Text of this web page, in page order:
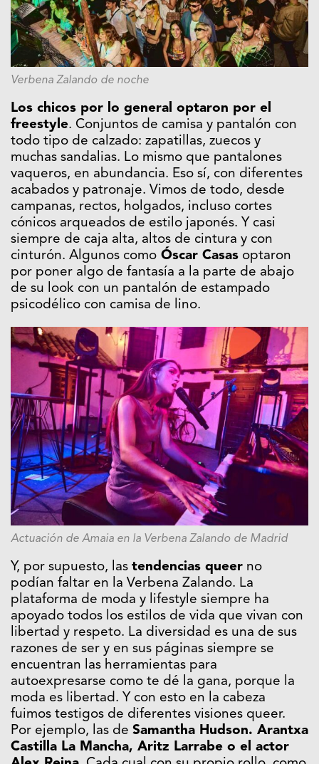
Verbena Zalando de noche
Los chicos por lo general optaron por el
freestyle. Conjuntos de camisa y pantalón con
todo tipo de calzado: zapatillas, zuecos y
muchas sandalias. Lo mismo que pantalones
vaqueros, en abundancia. Eso sí, con diferentes
acabados y patronaje. Vimos de todo, desde
campanas, rectos, holgados, incluso cortes
cónicos arqueados de estilo japonés. Y casi
siempre de caja alta, altos de cintura y con
cinturón. Algunos como Óscar Casas optaron
por poner algo de fantasía a la parte de abajo
de su look con un pantalón de estampado
psicodélico con camisa de lino.
Actuación de Amaia en la Verbena Zalando de Madrid
Y, por supuesto, las tendencias queer no
podían faltar en la Verbena Zalando. La
plataforma de moda y lifestyle siempre ha
apoyado todos los estilos de vida que vivan con
libertad y respeto. La diversidad es una de sus
razones de ser y en sus páginas siempre se
encuentran las herramientas para
autoexpresarse como te dé la gana, porque la
moda es libertad. Y con esto en la cabeza
fuimos testigos de diferentes visiones queer.
Por ejemplo, las de Samantha Hudson. Arantxa
Castilla La Mancha, Aritz Larrabe o el actor